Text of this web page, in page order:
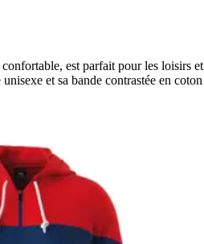
est parfait pour les loisirs et
et sa bande contrastée en coton